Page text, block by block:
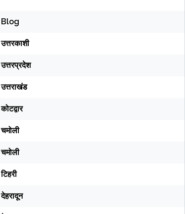
Blog
उत्तरकाशी
उत्तरप्रदेश
उत्तराखंड
कोटद्वार
चमोली
चमोली
टिहरी
देहरादून